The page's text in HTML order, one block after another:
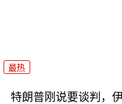
最热
特朗普刚说要谈判，